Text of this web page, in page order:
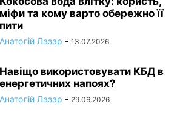
міфи та кому варто обережно її
пити
Анатолій Лазар - 13.07.2026
Навіщо використовувати КБД в
енергетичних напоях?
Анатолій Лазар - 29.06.2026